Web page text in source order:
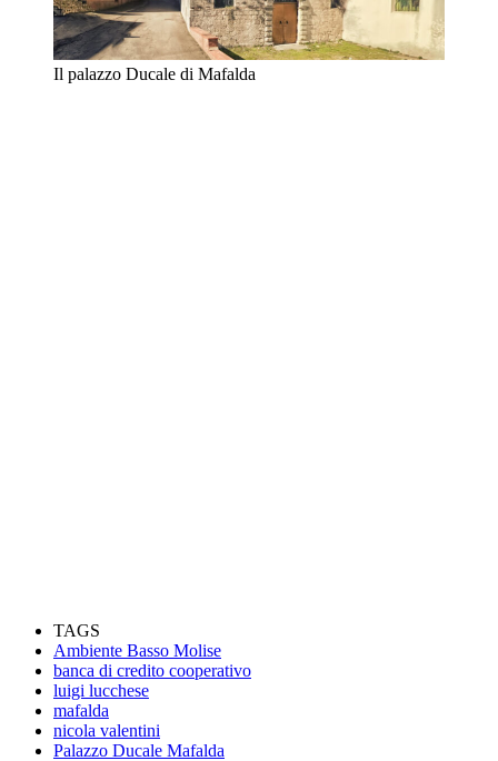
Il palazzo Ducale di Mafalda
TAGS
Ambiente Basso Molise
banca di credito cooperativo
luigi lucchese
mafalda
nicola valentini
Palazzo Ducale Mafalda